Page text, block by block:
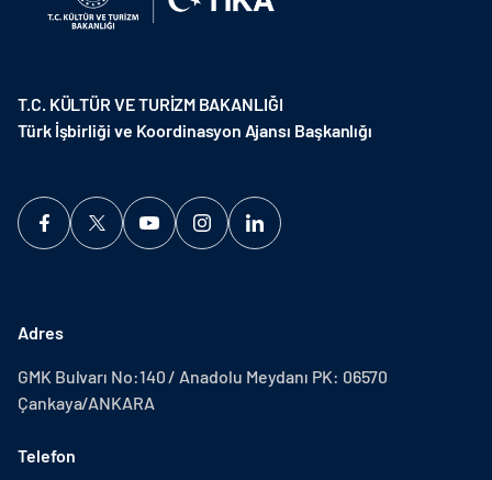
T.C. KÜLTÜR VE TURİZM BAKANLIĞI
Türk İşbirliği ve Koordinasyon Ajansı Başkanlığı
Adres
GMK Bulvarı No:140 / Anadolu Meydanı PK: 06570
Çankaya/ANKARA
Telefon